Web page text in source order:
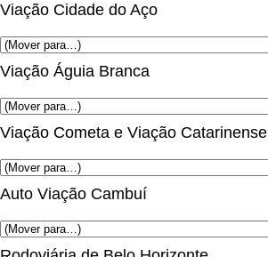
Viação Cidade do Aço
Viação Águia Branca
Viação Cometa e Viação Catarinense
Auto Viação Cambuí